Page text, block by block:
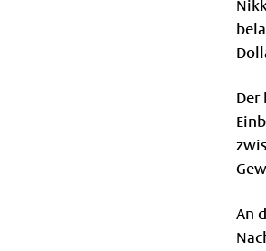
Der
An